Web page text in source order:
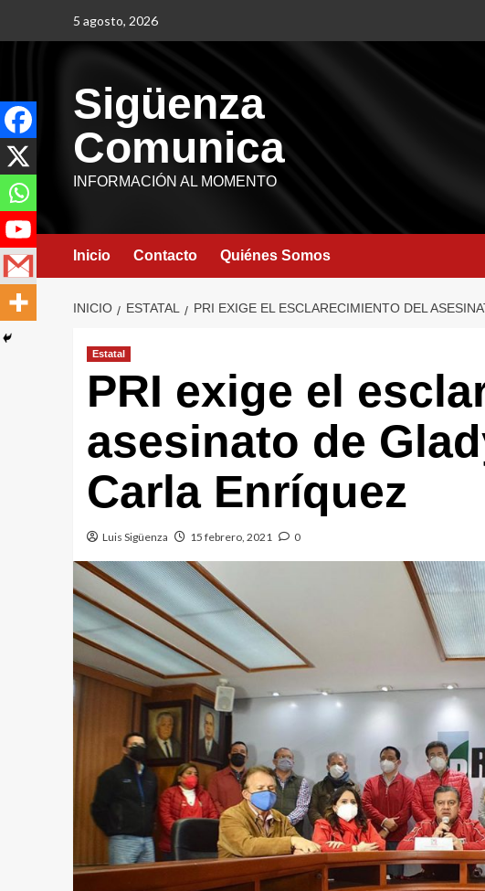
5 agosto, 2026
Sigüenza
Comunica
INFORMACIÓN AL MOMENTO
Inicio Contacto Quiénes Somos
INICIO ESTATAL PRI EXIGE EL ESCLARECIMIENTO DEL
Estatal
PRI exige el
asesinato de
Carla Enríquez
Luis Sigüenza 15 febrero, 2021 0